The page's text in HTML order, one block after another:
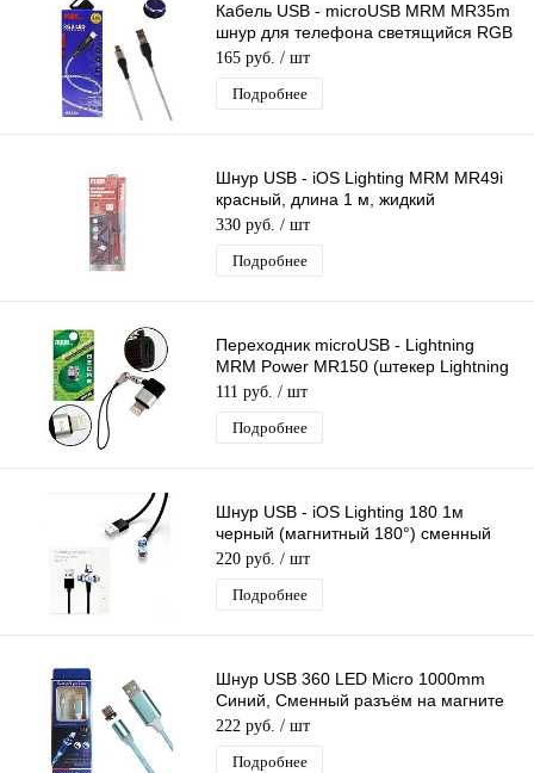
Кабель USB - microUSB MRM MR35m
шнур для телефона светящийся RGB
LED, длина 1м
165 руб. / шт
Подробнее
Шнур USB - iOS Lighting MRM MR49i
красный, длина 1 м, жидкий
силиконовый кабель
330 руб. / шт
Подробнее
Переходник microUSB - Lightning
MRM Power MR150 (штекер Lightning
- гнездо microUSB)
111 руб. / шт
Подробнее
Шнур USB - iOS Lighting 180 1м
черный (магнитный 180°) сменный
разъем на магните, кабель
220 руб. / шт
Подробнее
Шнур USB 360 LED Micro 1000mm
Синий, Сменный разъём на магните
360 градусов светящийся Бегущие
Огни
222 руб. / шт
Подробнее